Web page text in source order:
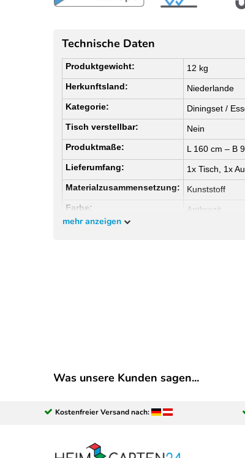
Technische Daten
Produktgewicht:
12 kg
Herkunftsland:
Niederlande
Kategorie:
Diningset /
Tisch verstellbar:
Nein
Produktmaße:
L 160 cm – B
Lieferumfang:
1x Tisch, 1x
Materialzusammensetzung:
Kunststoff
Farbe:
Anthrazit
mehr anzeigen
Was unsere Kunden sagen...
Kostenfreier Versand nach: